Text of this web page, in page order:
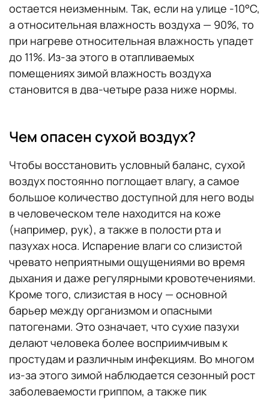
остается неизменным. Так, если на улице -10°С,
а относительная влажность воздуха — 90%, то
при нагреве относительная влажность упадет
до 11%. Из-за этого в отапливаемых
помещениях зимой влажность воздуха
становится в два-четыре раза ниже нормы.
Чем опасен сухой воздух?
Чтобы восстановить условный баланс, сухой
воздух постоянно поглощает влагу, а самое
большое количество доступной для него воды
в человеческом теле находится на коже
(например, рук), а также в полости рта и
пазухах носа. Испарение влаги со слизистой
чревато неприятными ощущениями во время
дыхания и даже регулярными кровотечениями.
Кроме того, слизистая в носу — основной
барьер между организмом и опасными
патогенами. Это означает, что сухие пазухи
делают человека более восприимчивым к
простудам и различным инфекциям. Во многом
из-за этого зимой наблюдается сезонный рост
заболеваемости гриппом, а также пик